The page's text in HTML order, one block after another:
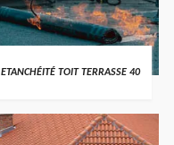
ETANCHÉITÉ TOIT TERRASSE 40